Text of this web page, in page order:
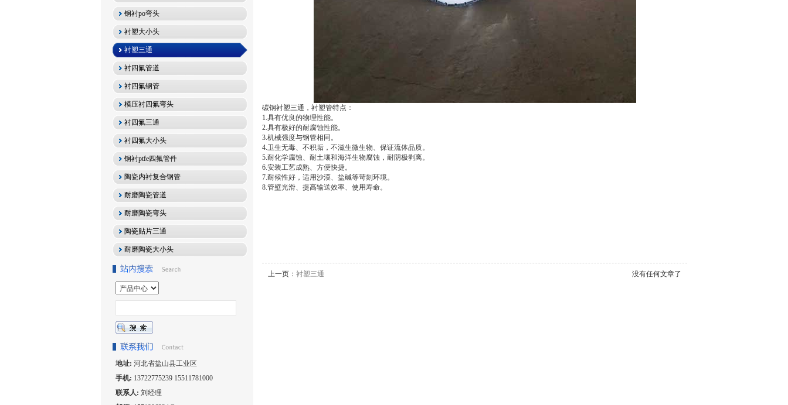
钢衬po弯头
衬塑大小头
衬塑三通
衬四氟管道
衬四氟钢管
模压衬四氟弯头
衬四氟三通
衬四氟大小头
钢衬ptfe四氟管件
陶瓷内衬复合钢管
耐磨陶瓷管道
耐磨陶瓷弯头
陶瓷贴片三通
耐磨陶瓷大小头
地址: 河北省盐山县工业区
手机: 13722775239 15511781000
联系人: 刘经理
碳钢衬塑三通，衬塑管特点：
1.具有优良的物理性能。
2.具有极好的耐腐蚀性能。
3.机械强度与钢管相同。
4.卫生无毒、不积垢，不滋生微生物、保证流体品质。
5.耐化学腐蚀、耐土壤和海洋生物腐蚀，耐阴极剥离。
6.安装工艺成熟、方便快捷。
7.耐候性好，适用沙漠、盐碱等苛刻环境。
8.管壁光滑、提高输送效率、使用寿命。
上一页： 衬塑三通 没有任何文章了